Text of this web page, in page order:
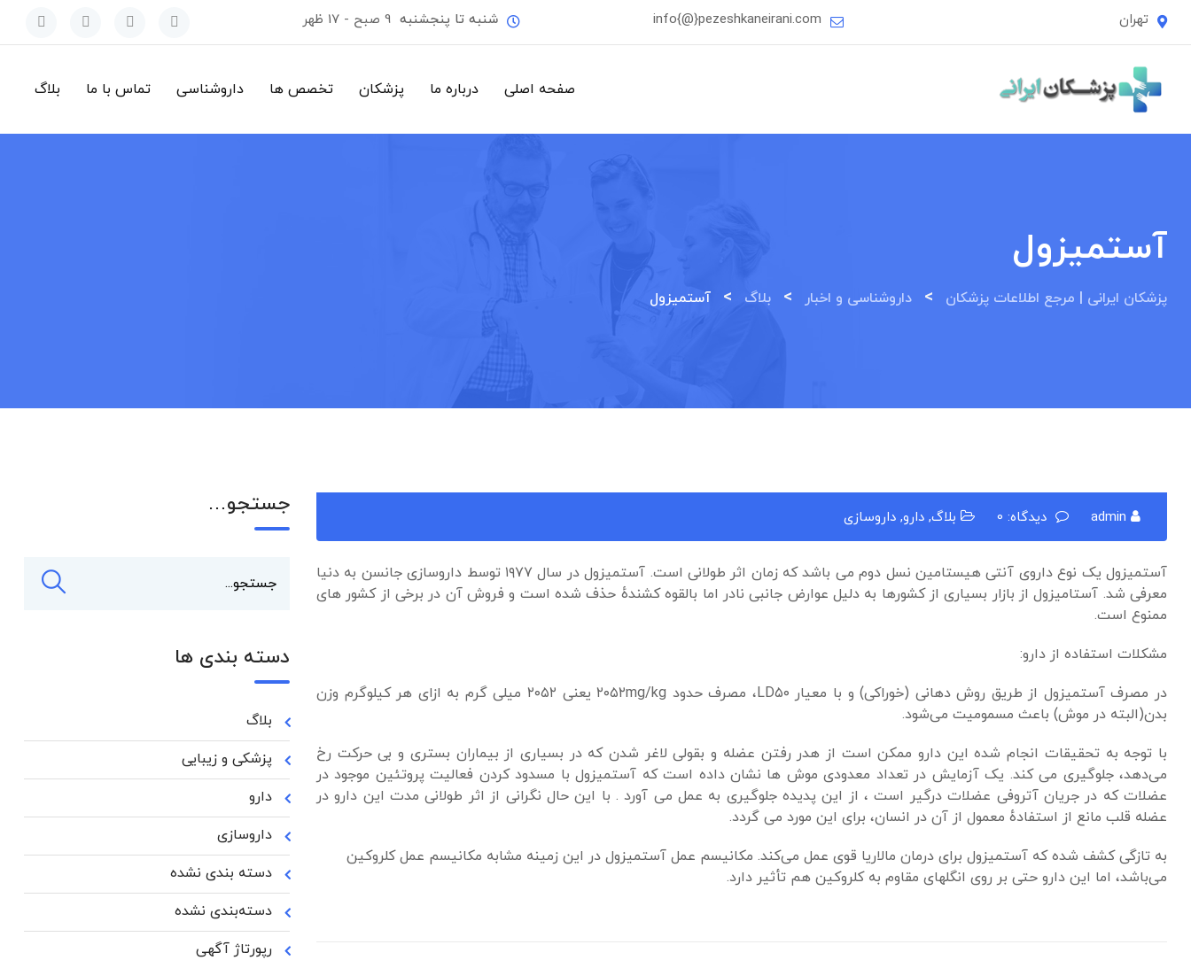
تهران info{@}pezeshkaneirani.com شنبه تا پنجشنبه 9 صبح - 17 ظهر
صفحه اصلی درباره ما پزشکان تخصص ها داروشناسی تماس با ما بلاگ
آستمیزول
پزشکان ایرانی | مرجع اطلاعات پزشکان > داروشناسی و اخبار > بلاگ > آستمیزول
admin دیدگاه: 0 بلاگ, دارو, داروسازی
آستمیزول یک نوع داروی آنتی هیستامین نسل دوم می باشد که زمان اثر طولانی است. آستمیزول در سال ۱۹۷۷ توسط داروسازی جانسن به دنیا
معرفی شد. آستامیزول از بازار بسیاری از کشورها به دلیل عوارض جانبی نادر اما بالقوه کشندهٔ حذف شده است و فروش آن در برخی از کشور های
ممنوع است.
مشکلات استفاده از دارو:
در مصرف آستمیزول از طریق روش دهانی (خوراکی) و با معیار LD۵۰، مصرف حدود ۲۰۵۲mg/kg یعنی ۲۰۵۲ میلی گرم به ازای هر کیلوگرم وزن
بدن(البته در موش) باعث مسمومیت می‌شود.
با توجه به تحقیقات انجام شده این دارو ممکن است از هدر رفتن عضله و بقولی لاغر شدن که در بسیاری از بیماران بستری و بی حرکت رخ
می‌دهد، جلوگیری می کند. یک آزمایش در تعداد معدودی موش ها نشان داده‌ است که آستمیزول با مسدود کردن فعالیت پروتئین موجود در
عضلات که در جریان آتروفی عضلات درگیر است ، از این پدیده جلوگیری به عمل می آورد . با این حال نگرانی از اثر طولانی مدت این دارو در
عضله قلب مانع از استفادهٔ معمول از آن در انسان، برای این مورد می‌ گردد.
به تازگی کشف شده که آستمیزول برای درمان مالاریا قوی عمل می‌کند. مکانیسم عمل آستمیزول در این زمینه مشابه مکانیسم عمل کلروکین
می‌باشد، اما این دارو حتی بر روی انگلهای مقاوم به کلروکین هم تأثیر دارد.
جستجو…
دسته بندی ها
بلاگ
پزشکی و زیبایی
دارو
داروسازی
دسته بندی نشده
دسته‌بندی نشده
رپورتاژ آگهی